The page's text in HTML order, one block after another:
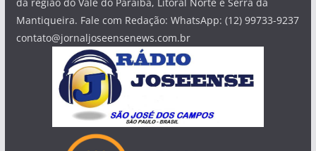
Mantiqueira. Fale com Redação: WhatsApp: (12) 99733-9237
contato@jornaljoseensenews.com.br